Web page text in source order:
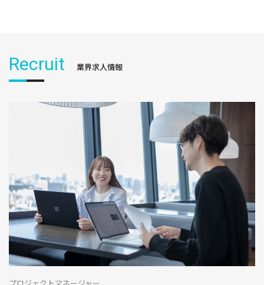
Recruit 業界求人情報
プロジェクトマネージャー